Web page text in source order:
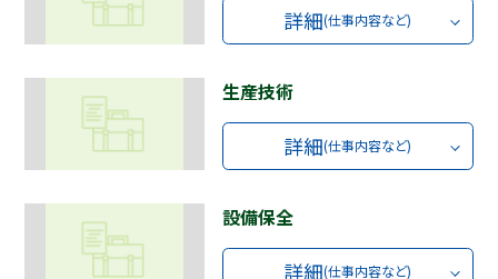
詳細(仕事内容など)
生産技術
詳細(仕事内容など)
設備保全
詳細(仕事内容など)